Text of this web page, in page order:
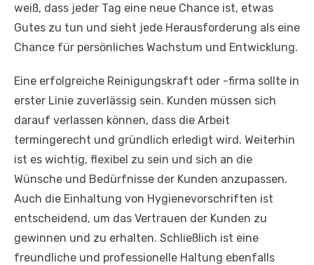
weiß, dass jeder Tag eine neue Chance ist, etwas
Gutes zu tun und sieht jede Herausforderung als eine
Chance für persönliches Wachstum und Entwicklung.
Eine erfolgreiche Reinigungskraft oder -firma sollte in
erster Linie zuverlässig sein. Kunden müssen sich
darauf verlassen können, dass die Arbeit
termingerecht und gründlich erledigt wird. Weiterhin
ist es wichtig, flexibel zu sein und sich an die
Wünsche und Bedürfnisse der Kunden anzupassen.
Auch die Einhaltung von Hygienevorschriften ist
entscheidend, um das Vertrauen der Kunden zu
gewinnen und zu erhalten. Schließlich ist eine
freundliche und professionelle Haltung ebenfalls